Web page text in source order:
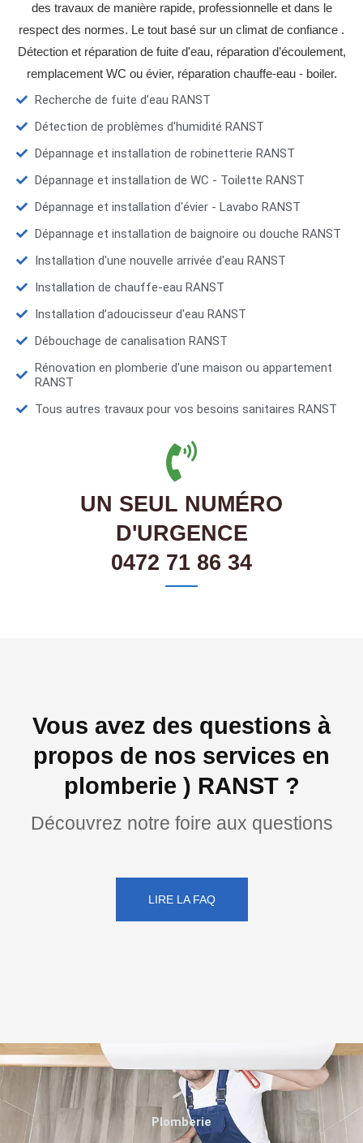
des travaux de manière rapide, professionnelle et dans le
respect des normes. Le tout basé sur un climat de confiance .
Détection et réparation de fuite d'eau, réparation d’écoulement,
remplacement WC ou évier, réparation chauffe-eau - boiler.
Recherche de fuite d’eau RANST
Détection de problèmes d'humidité RANST
Dépannage et installation de robinetterie RANST
Dépannage et installation de WC - Toilette RANST
Dépannage et installation d'évier - Lavabo RANST
Dépannage et installation de baignoire ou douche RANST
Installation d'une nouvelle arrivée d'eau RANST
Installation de chauffe-eau RANST
Installation d’adoucisseur d'eau RANST
Débouchage de canalisation RANST
Rénovation en plomberie d'une maison ou appartement
RANST
Tous autres travaux pour vos besoins sanitaires RANST
UN SEUL NUMÉRO
D'URGENCE
0472 71 86 34
Vous avez des questions à
propos de nos services en
plomberie ) RANST ?
Découvrez notre foire aux questions
LIRE LA FAQ
Plomberie